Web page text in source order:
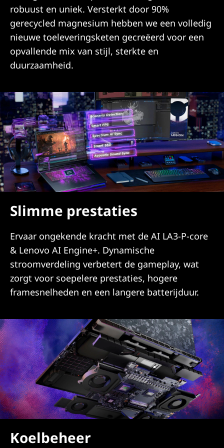
robuust en uniek. Versterkt door 90%
gerecycled magnesium hebben we een volledig
nieuwe toeleveringsketen gecreëerd voor een
opvallende mix van stijl, sterkte en
duurzaamheid.
Slimme prestaties
Ervaar ongekende kracht met de AI LA3-P-core
& Lenovo AI Engine+. Dynamische
stroomverdeling verbetert de gameplay, wat
zorgt voor soepelere prestaties, hogere
framesnelheden en een langere batterijduur.
Koelbeheer